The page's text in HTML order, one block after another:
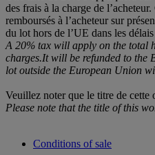
des frais à la charge de
remboursés à l’acheteur sur
du lot hors de l’UE dans les
A 20% tax will apply on the total
charges.It will be refunded to the
lot outside the European Union
Veuillez noter que le titre de cette
Please note that the title of this
Conditions of sale